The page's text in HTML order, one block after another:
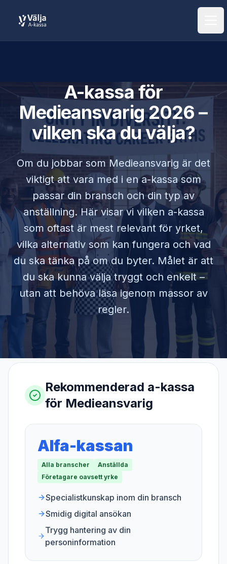
A-kassa för
Medieansvarig2026 –
vilken ska du välja?
Om du jobbar som Medieansvarig är det
viktigt att vara med i en a-kassa som
passar din bransch och din typ av
anställning. Här visar vi vilken a-kassa
som oftast är mest relevant för yrket,
vilka alternativ som kan fungera och vad
du ska tänka på om du byter. Målet är att
du ska kunna välja tryggt och enkelt –
utan att behöva läsa igenom massor av
regler.
Rekommenderad a-kassa
för Medieansvarig
Alfa-kassan
Alla branscher
Anställda
Företagare oavsett yrke
Specialistkunskap inom din bransch
Smidig digital ansökan
Trygg hantering av din
personinformation